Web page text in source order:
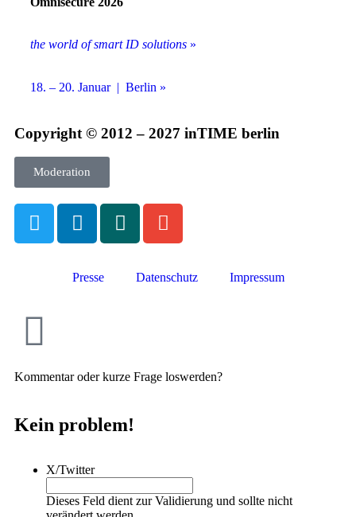
the world of smart ID solutions »
18. – 20. Januar | Berlin »
Copyright © 2012 – 2027 inTIME berlin
Moderation
Presse Datenschutz Impressum
Kommentar oder kurze Frage loswerden?
Kein problem!
X/Twitter
Dieses Feld dient zur Validierung und sollte nicht